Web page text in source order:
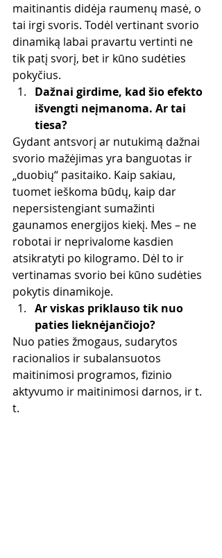
maitinantis didėja raumenų masė, o
tai irgi svoris. Todėl vertinant svorio
dinamiką labai pravartu vertinti ne
tik patį svorį, bet ir kūno sudėties
pokyčius.
Dažnai girdime, kad šio efekto
išvengti neįmanoma. Ar tai
tiesa?
Gydant antsvorį ar nutukimą dažnai
svorio mažėjimas yra banguotas ir
„duobių“ pasitaiko. Kaip sakiau,
tuomet ieškoma būdų, kaip dar
nepersistengiant sumažinti
gaunamos energijos kiekį. Mes – ne
robotai ir neprivalome kasdien
atsikratyti po kilogramo. Dėl to ir
vertinamas svorio bei kūno sudėties
pokytis dinamikoje.
Ar viskas priklauso tik nuo
paties lieknėjančiojo?
Nuo paties žmogaus, sudarytos
racionalios ir subalansuotos
maitinimosi programos, fizinio
aktyvumo ir maitinimosi darnos, ir t.
t.